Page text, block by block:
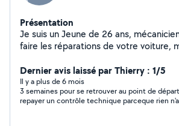
Présentation
Je suis un Jeune de 26 ans, mécanicien . Possibilité
faire les réparations de votre voiture,
également faire la tonte de votre
débroussaillage, coupe d'arbres,
déménagement. Ect.
Dernier avis laissé par Thierry : 1/5
Il y a plus de 6 mois
3 semaines pour se retrouver au point de
repayer un contrôle technique parceque rien